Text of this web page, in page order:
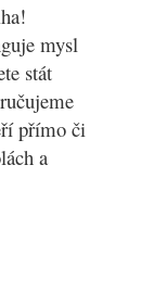
mysl
stát
přímo či
a